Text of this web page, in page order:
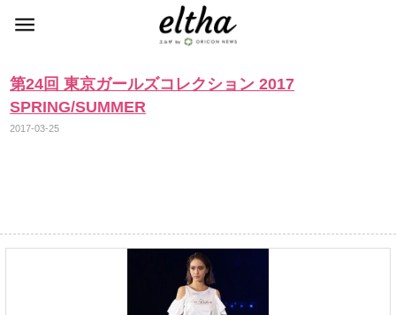
第24回 東京ガールズコレクション 2017
SPRING/SUMMER
2017-03-25